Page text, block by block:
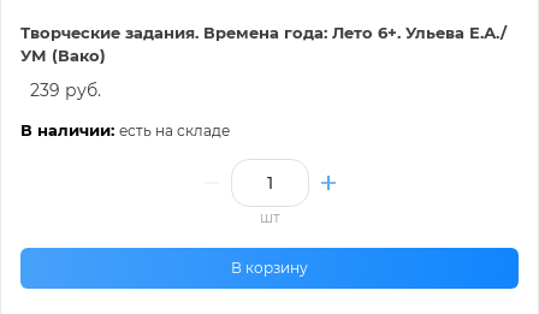
Творческие задания. Времена года: Лето 6+. Ульева Е.А./
УМ (Вако)
239 руб.
В наличии: есть на складе
шт
В корзину